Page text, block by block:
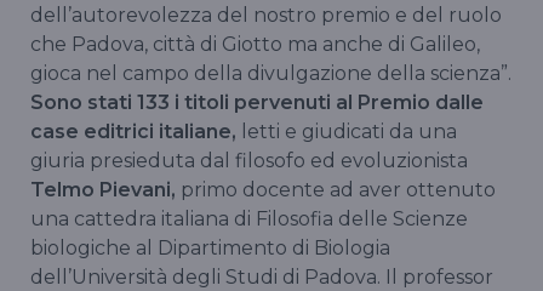
dell’autorevolezza del nostro premio e del ruolo
che Padova, città di Giotto ma anche di Galileo,
gioca nel campo della divulgazione della scienza”.
Sono stati 133 i titoli pervenuti al Premio dalle
case editrici italiane, letti e giudicati da una
giuria presieduta dal filosofo ed evoluzionista
Telmo Pievani, primo docente ad aver ottenuto
una cattedra italiana di Filosofia delle Scienze
biologiche al Dipartimento di Biologia
dell’Università degli Studi di Padova. Il professor